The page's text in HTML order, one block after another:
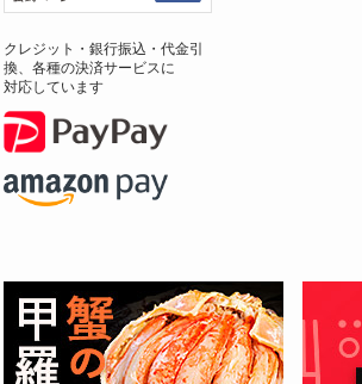
クレジット・銀行振込・代金引
換、各種の決済サービスに
対応しています